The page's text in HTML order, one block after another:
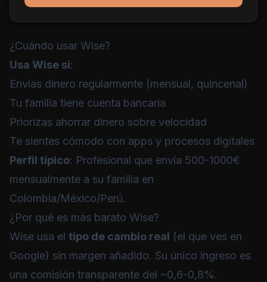
¿Cuándo usar Wise?
Usa Wise si:
Envías dinero regularmente (mensual, quincenal)
Tu familia tiene cuenta bancaria
Priorizas ahorrar dinero sobre velocidad
Te sientes cómodo con apps y procesos digitales
Perfil típico: Profesional que envía 500-1000€
mensualmente a su familia en
Colombia/México/Perú.
¿Por qué es más barato Wise?
Wise usa el tipo de cambio real (el que ves en
Google) sin margen añadido. Su único ingreso es
una comisión transparente del ~0,6-0,8%.